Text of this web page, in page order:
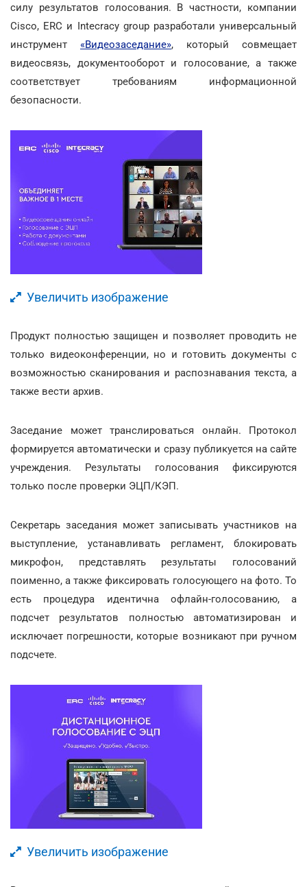
силу результатов голосования. В частности, компании
Сisco, ERC и Intecracy group разработали универсальный
инструмент «Видеозаседание», который совмещает
видеосвязь, документооборот и голосование, а также
соответствует требованиям информационной
безопасности.
Увеличить изображение
Продукт полностью защищен и позволяет проводить не
только видеоконференции, но и готовить документы с
возможностью сканирования и распознавания текста, а
также вести архив.
Заседание может транслироваться онлайн. Протокол
формируется автоматически и сразу публикуется на сайте
учреждения. Результаты голосования фиксируются
только после проверки ЭЦП/КЭП.
Секретарь заседания может записывать участников на
выступление, устанавливать регламент, блокировать
микрофон, представлять результаты голосований
поименно, а также фиксировать голосующего на фото. То
есть процедура идентична офлайн-голосованию, а
подсчет результатов полностью автоматизирован и
исключает погрешности, которые возникают при ручном
подсчете.
Увеличить изображение